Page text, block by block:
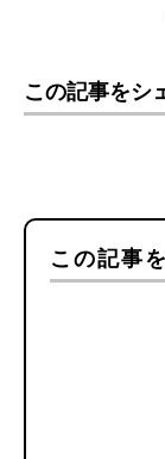
この記事をシ
この記事